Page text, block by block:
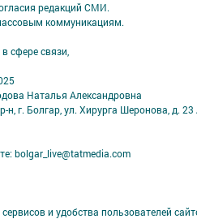
редакций СМИ.
коммуникациям.
сфере связи,
Наталья Александровна
н, г. Болгар, ул. Хирурга Шеронова, д. 23
bolgar_live@tatmedia.com
и удобства пользователей